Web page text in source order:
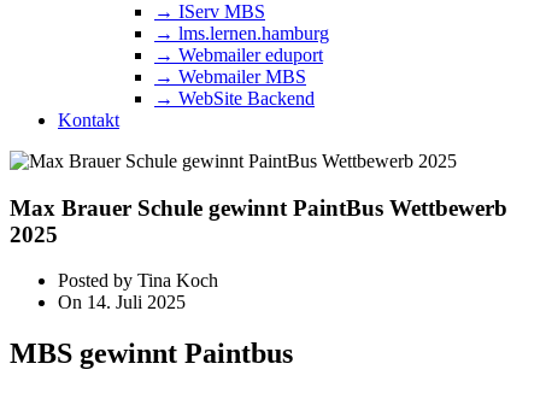
→ IServ MBS
→ lms​.ler​nen​.ham​burg
→ Webmailer eduport
→ Webmailer MBS
→ WebSite Backend
Kontakt
Max Brauer Schule gewinnt PaintBus Wettbewerb
2025
Posted by Tina Koch
On 14. Juli 2025
MBS gewinnt Paintbus